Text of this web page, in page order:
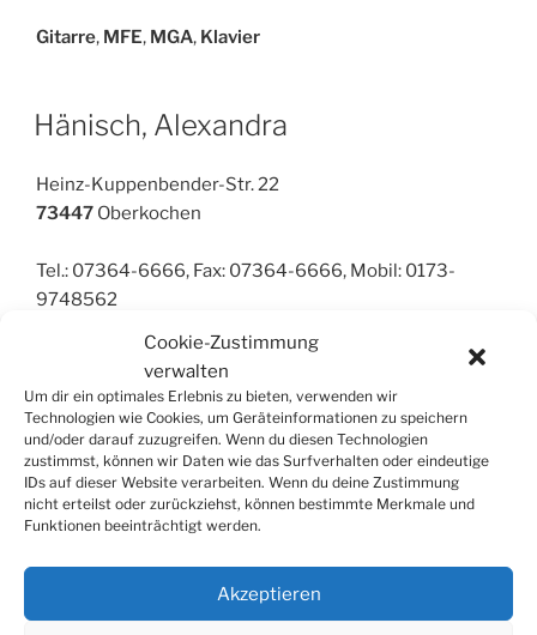
Cookie-Zustimmung
verwalten
Um dir ein optimales Erlebnis zu bieten, verwenden wir
Technologien wie Cookies, um Geräteinformationen zu speichern
und/oder darauf zuzugreifen. Wenn du diesen Technologien
zustimmst, können wir Daten wie das Surfverhalten oder eindeutige
IDs auf dieser Website verarbeiten. Wenn du deine Zustimmung
nicht erteilst oder zurückziehst, können bestimmte Merkmale und
Funktionen beeinträchtigt werden.
Akzeptieren
Gitarre, MFE, MGA, Klavier
Hänisch, Alexandra
Heinz-Kuppenbender-Str. 22
73447 Oberkochen
Tel.: 07364-6666, Fax: 07364-6666, Mobil: 0173-
9748562
,MGA
SUCHE